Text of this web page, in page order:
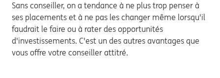
Sans conseiller, on a tendance à ne plus trop penser à
ses placements et à ne pas les changer même lorsqu'il
faudrait le faire ou à rater des opportunités
d'investissements. C'est un des autres avantages que
vous offre votre conseiller attitré.